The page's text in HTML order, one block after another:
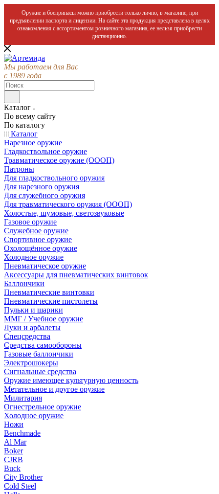
Оружие и боеприпасы можно приобрести только лично, в магазине, при
предъявлении паспорта и лицензии. На сайте эта продукция представлена в целях
ознакомления с ассортиментом розничного магазина, ее нельзя приобрести
дистанционно.
Мы работаем для Вас
с 1989 года
Каталог
По всему сайту
По каталогу
Каталог
Нарезное оружие
Гладкоствольное оружие
Травматическое оружие (ОООП)
Патроны
Для гладкоствольного оружия
Для нарезного оружия
Для служебного оружия
Для травматического оружия (ОООП)
Холостые, шумовые, светозвуковые
Газовое оружие
Служебное оружие
Спортивное оружие
Охолощённое оружие
Холодное оружие
Пневматическое оружие
Аксессуары для пневматических винтовок
Баллончики
Пневматические винтовки
Пневматические пистолеты
Пульки и шарики
ММГ / Учебное оружие
Луки и арбалеты
Спецсредства
Средства самообороны
Газовые баллончики
Электрошокеры
Сигнальные средства
Оружие имеющее культурную ценность
Метательное и другое оружие
Милитария
Огнестрельное оружие
Холодное оружие
Ножи
Benchmade
Al Mar
Boker
CJRB
Buck
City Brother
Cold Steel